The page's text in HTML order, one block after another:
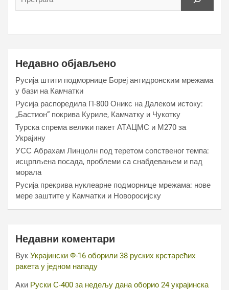
Недавно објављено
Русија штити подморнице Бореј антидронским мрежама
у бази на Камчатки
Русија распоредила П-800 Оникс на Далеком истоку:
„Бастион“ покрива Куриле, Камчатку и Чукотку
Турска спрема велики пакет АТАЦМС и М270 за
Украјину
УСС Абрахам Линцолн под теретом сопственог темпа:
исцрпљена посада, проблеми са снабдевањем и пад
морала
Русија прекрива нуклеарне подморнице мрежама: нове
мере заштите у Камчатки и Новоросијску
Недавни коментари
Вук Украјински Ф-16 оборили 38 руских крстарећих
ракета у једном нападу
Аки Руски С-400 за недељу дана оборио 24 украјинска